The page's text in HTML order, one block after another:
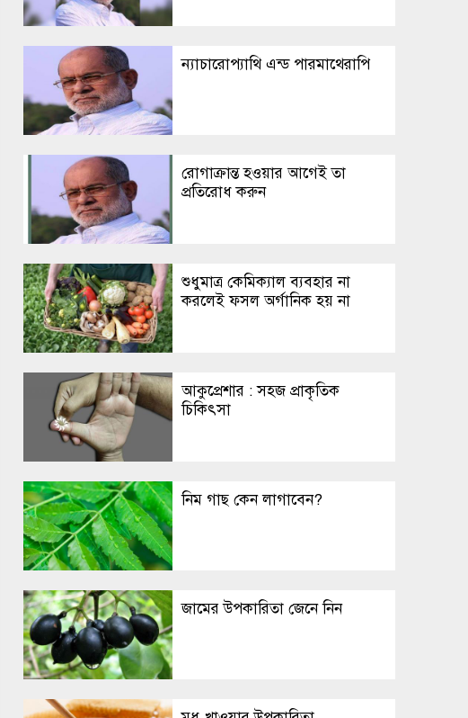
ন্যাচারোপ্যাথি এন্ড পারমাথেরাপি
রোগাক্রান্ত হওয়ার আগেই তা
প্রতিরোধ করুন
শুধুমাত্র কেমিক্যাল ব্যবহার না
করলেই ফসল অর্গানিক হয় না
আকুপ্রেশার : সহজ প্রাকৃতিক
চিকিৎসা
নিম গাছ কেন লাগাবেন?
জামের উপকারিতা জেনে নিন